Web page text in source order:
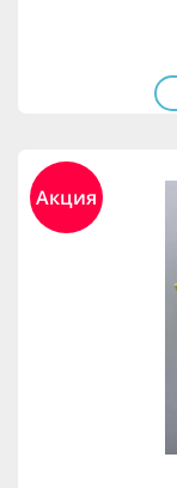
Акция